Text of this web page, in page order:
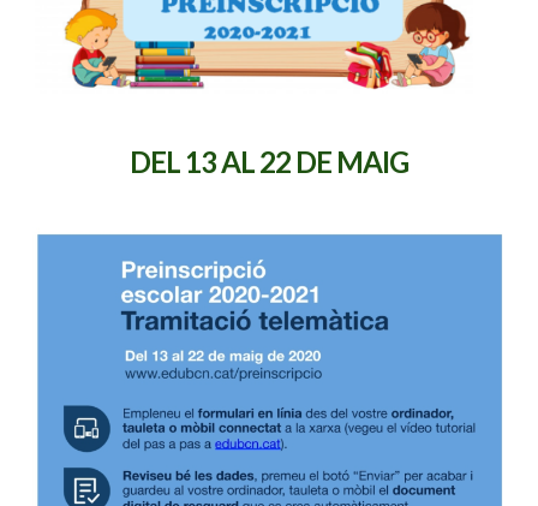
DEL 13 AL 22 DE MAIG